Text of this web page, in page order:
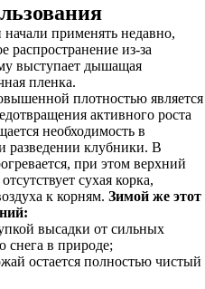
применять недавно,
распространение из-за
выступает дышащая
пленка.
плотностью является
активного роста
необходимость в
разведении клубники. В
при этом верхний
сухая корка,
к корням. Зимой же этот
высадки от сильных
в природе;
остается полностью чистый